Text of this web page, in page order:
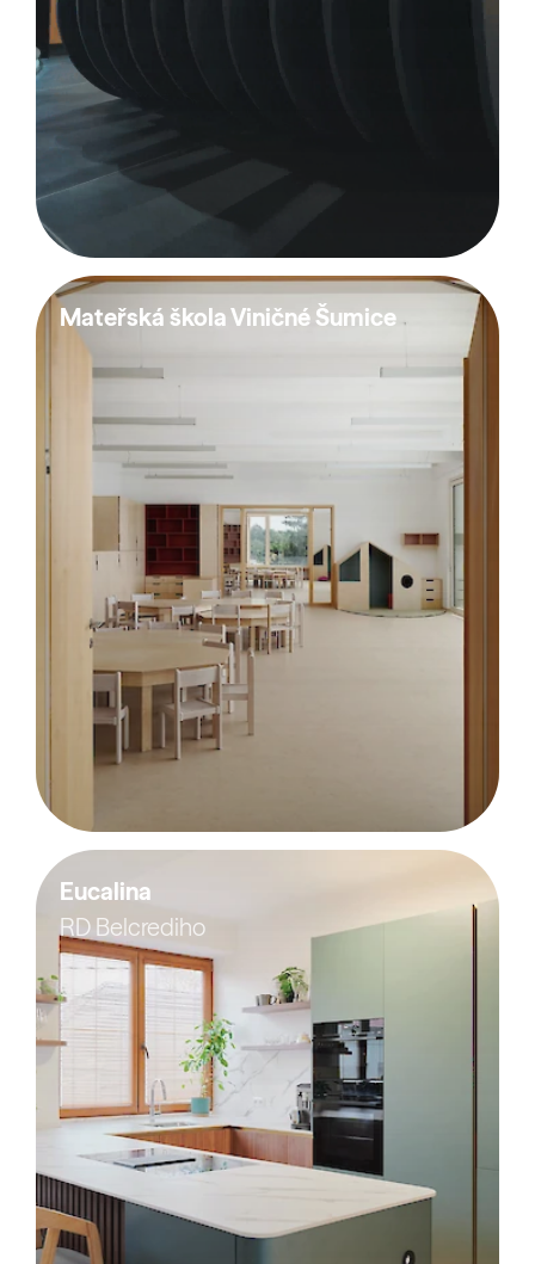
Mateřská škola Viničné Šumice
Eucalina
RD Belcrediho